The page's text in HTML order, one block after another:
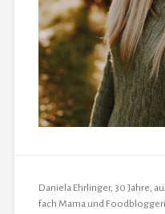
Daniela Ehrlinger, 30 Jahre,
fach Mama und